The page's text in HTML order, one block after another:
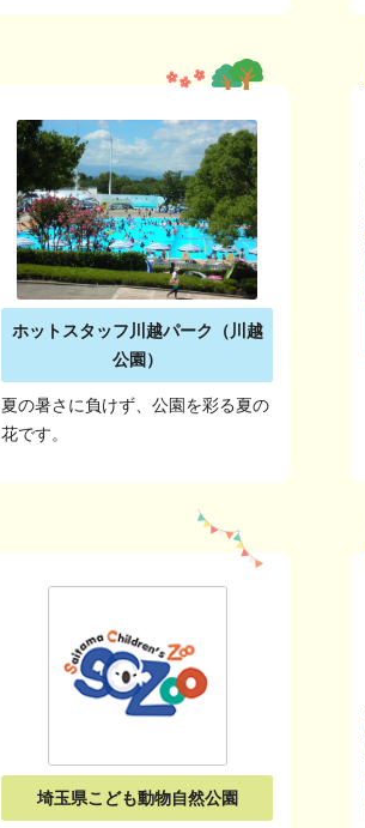
ホットスタッフ川越パーク（川越
公園）
夏の暑さに負けず、公園を彩る夏の
花です。
埼玉県こども動物自然公園